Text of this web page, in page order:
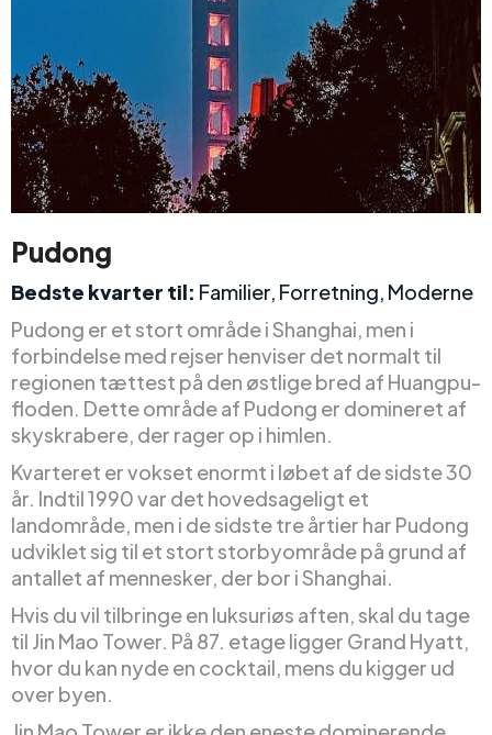
Pudong
Bedste kvarter til: Familier, Forretning, Moderne
Pudong er et stort område i Shanghai, men i
forbindelse med rejser henviser det normalt til
regionen tættest på den østlige bred af Huangpu-
floden. Dette område af Pudong er domineret af
skyskrabere, der rager op i himlen.
Kvarteret er vokset enormt i løbet af de sidste 30
år. Indtil 1990 var det hovedsageligt et
landområde, men i de sidste tre årtier har Pudong
udviklet sig til et stort storbyområde på grund af
antallet af mennesker, der bor i Shanghai.
Hvis du vil tilbringe en luksuriøs aften, skal du tage
til Jin Mao Tower. På 87. etage ligger Grand Hyatt,
hvor du kan nyde en cocktail, mens du kigger ud
over byen.